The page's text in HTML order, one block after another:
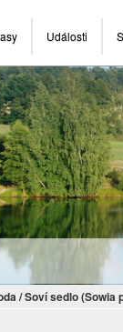
Události
/Soví sedlo (Sowia